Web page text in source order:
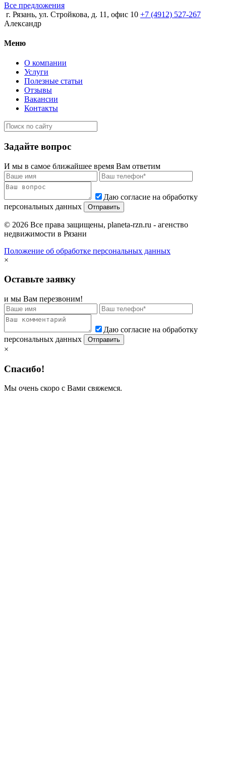
Все предложения
г. Рязань, ул. Стройкова, д. 11, офис 10 +7 (4912) 527-267
Александр
Меню
О компании
Услуги
Полезные статьи
Отзывы
Вакансии
Контакты
Задайте вопрос
И мы в самое ближайшее время Вам ответим
Даю согласие на обработку
персональных данных
© 2026 Все права защищены, planeta-rzn.ru - агенство
недвижимости в Рязани
Положение об обработке персональных данных
×
Оставьте заявку
и мы Вам перезвоним!
Даю согласие на обработку
персональных данных
×
Спасибо!
Мы очень скоро с Вами свяжемся.